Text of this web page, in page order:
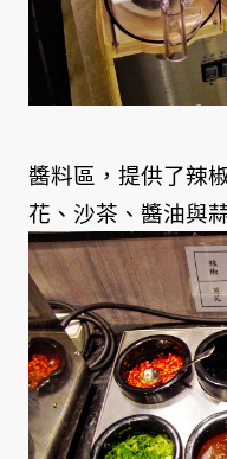
醬料區，提供了辣
花、沙茶、醬油與